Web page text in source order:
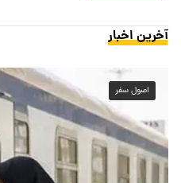
آخرین اخبار
اصول سفر